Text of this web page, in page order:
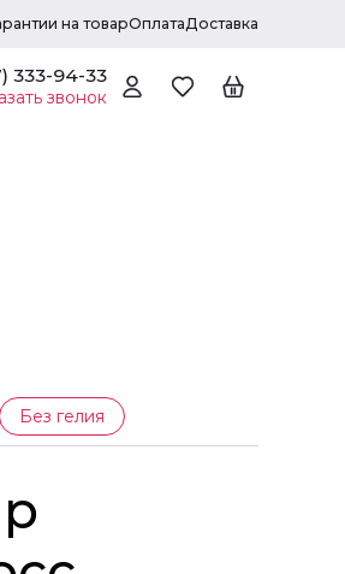
на товарОплатаДоставка
333-94-33
звонок
Без гелия